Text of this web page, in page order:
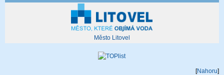
Město Litovel
[Nahoru]